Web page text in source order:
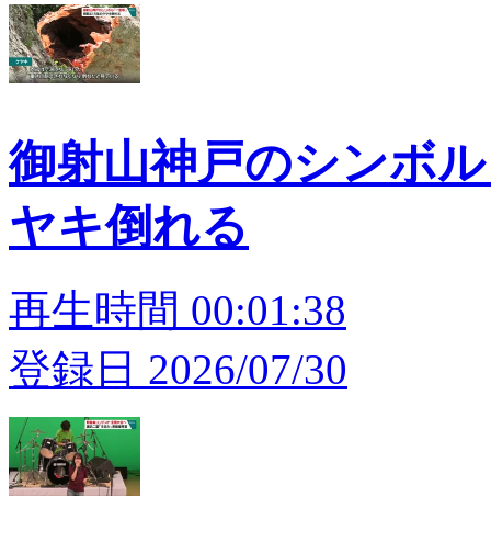
御射山神戸のシンボ
ヤキ倒れる
再生時間 00:01:38
登録日 2026/07/30